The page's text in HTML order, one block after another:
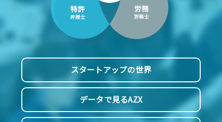
スタートアップの世界
データで見るAZX